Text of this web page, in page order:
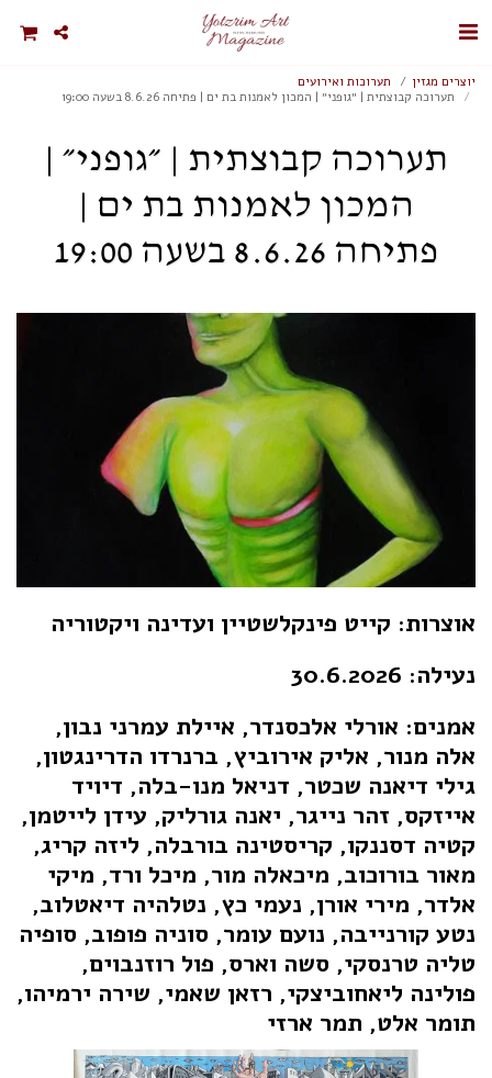
יוצרים מגזין
תערוכות ואירועים
תערוכה קבוצתית | ״גופני״ | המכון לאמנות בת ים | פתיחה 8.6.26 בשעה 19:00
תערוכה קבוצתית | ״גופני״ |
המכון לאמנות בת ים |
פתיחה 8.6.26 בשעה 19:00
אוצרות: קייט פינקלשטיין ועדינה ויקטוריה
נעילה: 30.6.2026
אמנים: אורלי אלכסנדר, איילת עמרני נבון,
אלה מנור, אליק אירוביץ, ברנרדו הדרינגטון,
גילי דיאנה שכטר, דניאל מנו-בלה, דיויד
אייזקס, זהר נייגר, יאנה גורליק, עידן לייטמן,
קטיה דסננקו, קריסטינה בורבלה, ליזה קריג,
מאור בורוכוב, מיכאלה מור, מיכל ורד, מיקי
אלדר, מירי אורן, נעמי כץ, נטלהיה דיאטלוב,
נטע קורנייבה, נועם עומר, סוניה פופוב, סופיה
טליה טרנסקי, סשה וארס, פול רוזנבוים,
פולינה ליאחוביצקי, רזאן שאמי, שירה ירמיהו,
תומר אלט, תמר ארזי